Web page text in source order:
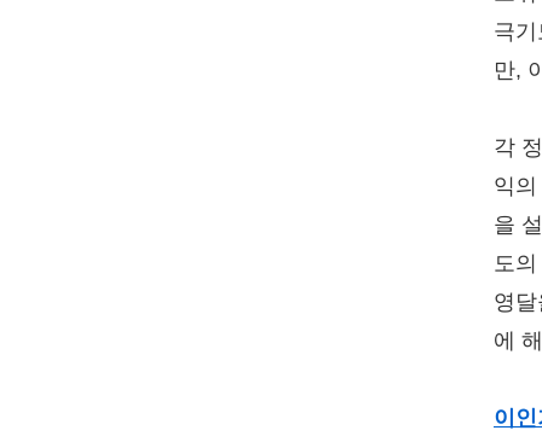
극
만,
각
익
을
도
영
에
이